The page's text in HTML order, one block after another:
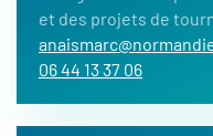
et des projets de
06 44 13 37 06